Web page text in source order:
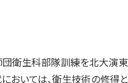
衛生科部隊訓練を北大演
いては、衛生技術の修得